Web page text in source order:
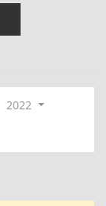
2022